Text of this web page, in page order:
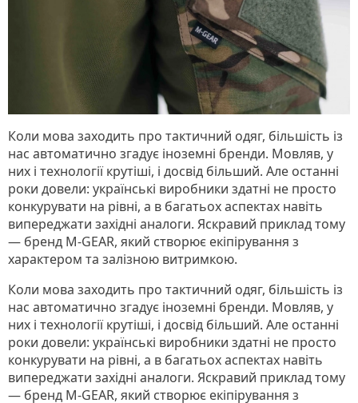
Коли мова заходить про тактичний одяг, більшість із
нас автоматично згадує іноземні бренди. Мовляв, у
них і технології крутіші, і досвід більший. Але останні
роки довели: українські виробники здатні не просто
конкурувати на рівні, а в багатьох аспектах навіть
випереджати західні аналоги. Яскравий приклад тому
— бренд M-GEAR, який створює екіпірування з
характером та залізною витримкою.
Коли мова заходить про тактичний одяг, більшість із
нас автоматично згадує іноземні бренди. Мовляв, у
них і технології крутіші, і досвід більший. Але останні
роки довели: українські виробники здатні не просто
конкурувати на рівні, а в багатьох аспектах навіть
випереджати західні аналоги. Яскравий приклад тому
— бренд M-GEAR, який створює екіпірування з